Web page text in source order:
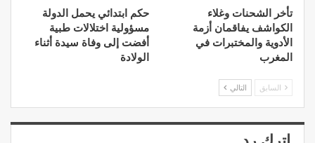
تأخر الشحنات وغلاء
الكواشف يفاقمان أزمة
الأدوية والمختبرات في
المغرب
حكم ابتدائي يحمل الدولة
مسؤولية اختلالات طبية
أفضت إلى وفاة سيدة أثناء
الولادة
السابق التالي